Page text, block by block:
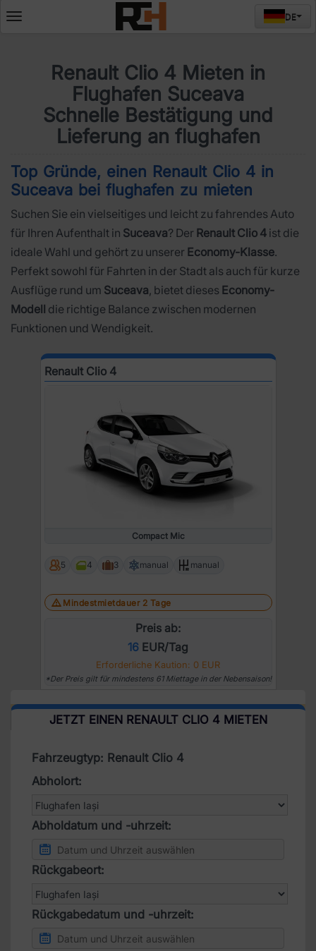
Deschide
DE
Renault Clio 4 Mieten in
Flughafen Suceava
Schnelle Bestätigung und
Lieferung an flughafen
Top Gründe, einen Renault Clio 4 in
Suceava bei flughafen zu mieten
Suchen Sie ein vielseitiges und leicht zu fahrendes Auto
für Ihren Aufenthalt in Suceava? Der Renault Clio 4 ist die
ideale Wahl und gehört zu unserer Economy-Klasse.
Perfekt sowohl für Fahrten in der Stadt als auch für kurze
Ausflüge rund um Suceava, bietet dieses Economy-
Modell die richtige Balance zwischen modernen
Funktionen und Wendigkeit.
Renault Clio 4
Compact Mic
5 4 3 manual manual
Mindestmietdauer 2 Tage
Preis ab:
16 EUR/Tag
Erforderliche Kaution: 0 EUR
*Der Preis gilt für mindestens 61 Miettage in der Nebensaison!
JETZT EINEN RENAULT CLIO 4 MIETEN
Fahrzeugtyp: Renault Clio 4
Abholort:
Abholdatum und -uhrzeit:
Rückgabeort:
Rückgabedatum und -uhrzeit: